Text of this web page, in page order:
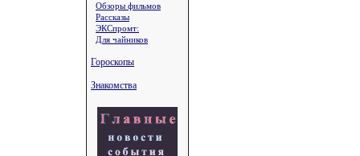
Обзоры фильмов
Рассказы
ЭКСпромт:
Для чайников
Гороскопы
Знакомства